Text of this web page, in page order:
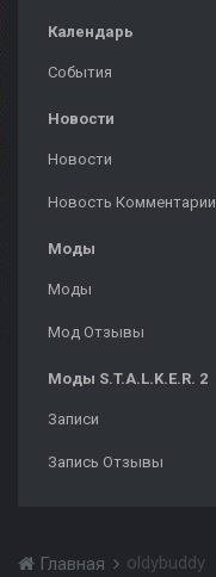
Календарь
События
Новости
Новости
Новость Комментарии
Моды
Моды
Мод Отзывы
Моды S.T.A.L.K.E.R. 2
Записи
Запись Отзывы
Главная oldybuddy